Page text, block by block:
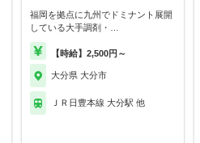
福岡を拠点に九州でドミナント展開
している大手調剤・…
【時給】2,500円～
大分県 大分市
ＪＲ日豊本線 大分駅 他